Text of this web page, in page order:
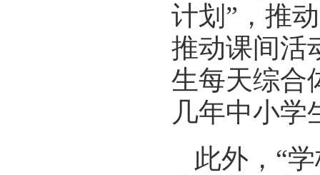
计划”，推
推动课间活
生每天综合
几年中小学
此外，“